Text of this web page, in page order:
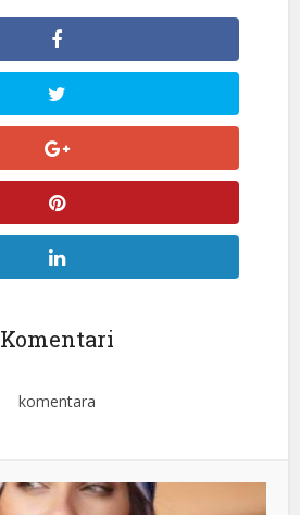
Komentari
komentara